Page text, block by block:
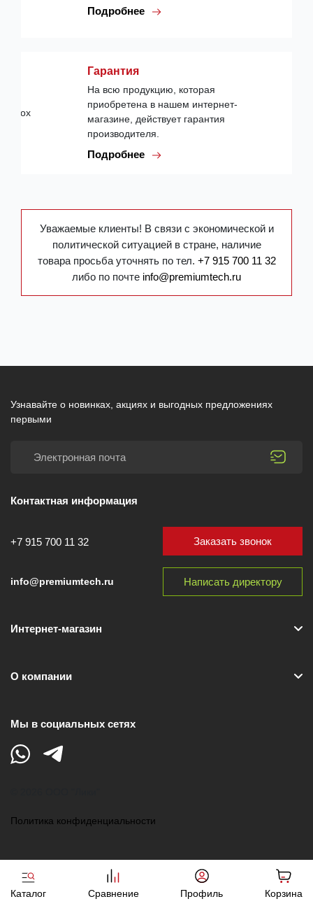
Каталог Сравнение Профиль Корзина
Подробнее
Гарантия
На всю продукцию, которая
приобретена в нашем интернет-
магазине, действует гарантия
производителя.
Подробнее
Уважаемые клиенты! В связи с экономической и
политической ситуацией в стране, наличие
товара просьба уточнять по тел. +7 915 700 11 32
либо по почте info@premiumtech.ru
Узнавайте о новинках, акциях и выгодных предложениях
первыми
Контактная информация
+7 915 700 11 32
info@premiumtech.ru
Заказать звонок
Написать директору
Интернет-магазин
О компании
Мы в социальных сетях
Политика конфиденциальности